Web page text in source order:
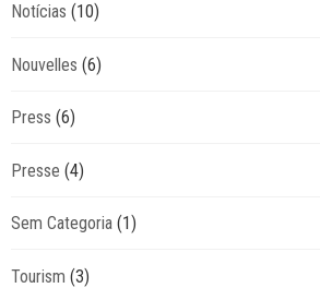
Notícias (10)
Nouvelles (6)
Press (6)
Presse (4)
Sem Categoria (1)
Tourism (3)